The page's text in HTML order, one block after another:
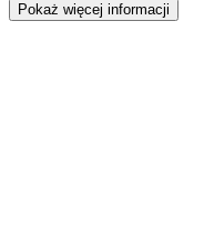
Pokaż więcej informacji